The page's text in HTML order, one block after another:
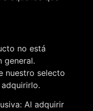
no está
general.
nuestro selecto
Al adquirir